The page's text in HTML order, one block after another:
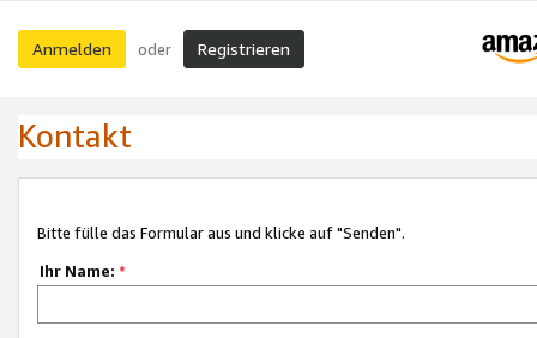
Anmelden oder Registrieren
Kontakt
Bitte fülle das Formular aus und klicke auf "Senden".
Ihr Name: *